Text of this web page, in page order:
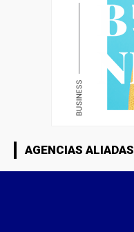
AGENCIAS ALIADAS